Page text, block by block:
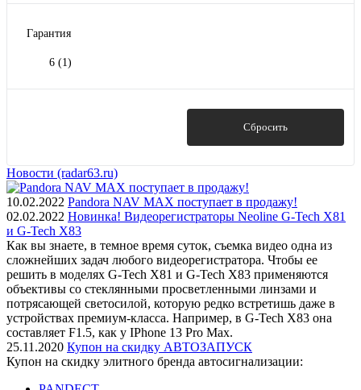
Гарантия
6 (1)
Сбросить
Новости (radar63.ru)
10.02.2022 Pandora NAV MAX поступает в продажу!
02.02.2022 Новинка! Видеорегистраторы Neoline G-Tech X81
и G-Tech X83
Как вы знаете, в темное время суток, съемка видео одна из
сложнейших задач любого видеорегистратора. Чтобы ее
решить в моделях G-Tech X81 и G-Tech X83 применяются
объективы со стеклянными просветленными линзами и
потрясающей светосилой, которую редко встретишь даже в
устройствах премиум-класса. Например, в G-Tech X83 она
составляет F1.5, как у IPhone 13 Pro Max.
25.11.2020 Купон на скидку АВТОЗАПУСК
Купон на скидку элитного бренда автосигнализации: